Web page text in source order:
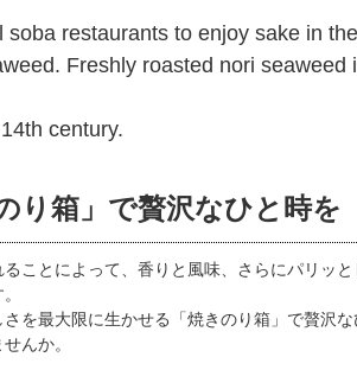
restaurants to enjoy sake in
Freshly roasted nori seaweed
century.
り箱」で贅沢なひと時を
ることによって、香りと風味、さらにパリッ
を最大限に生かせる「焼きのり箱」で贅沢な
んか。